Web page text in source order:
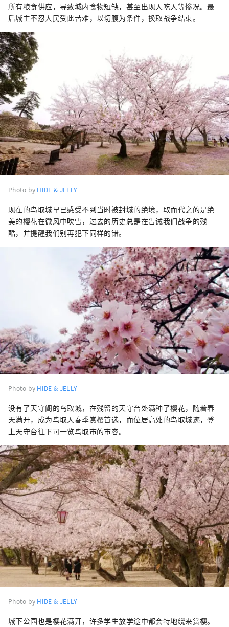
所有粮食供应，导致城内食物短缺，甚至出现人吃人等惨况。最
后城主不忍人民受此苦难，以切腹为条件，换取战争结束。
Photo by HIDE & JELLY
现在的鸟取城早已感受不到当时被封城的绝境，取而代之的是绝
美的樱花在微风中吹雪，过去的历史总是在告诫我们战争的残
酷，并提醒我们别再犯下同样的错。
Photo by HIDE & JELLY
没有了天守阁的鸟取城，在残留的天守台处满种了樱花，随着春
天满开，成为鸟取人春季赏樱首选，而位居高处的鸟取城迹，登
上天守台往下可一览鸟取市的市容。
Photo by HIDE & JELLY
城下公园也是樱花满开，许多学生放学途中都会特地绕来赏樱。